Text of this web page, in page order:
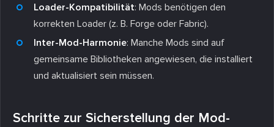
Loader-Kompatibilität: Mods benötigen den
korrekten Loader (z. B. Forge oder Fabric).
Inter-Mod-Harmonie: Manche Mods sind auf
gemeinsame Bibliotheken angewiesen, die installiert
und aktualisiert sein müssen.
Schritte zur Sicherstellung der Mod-